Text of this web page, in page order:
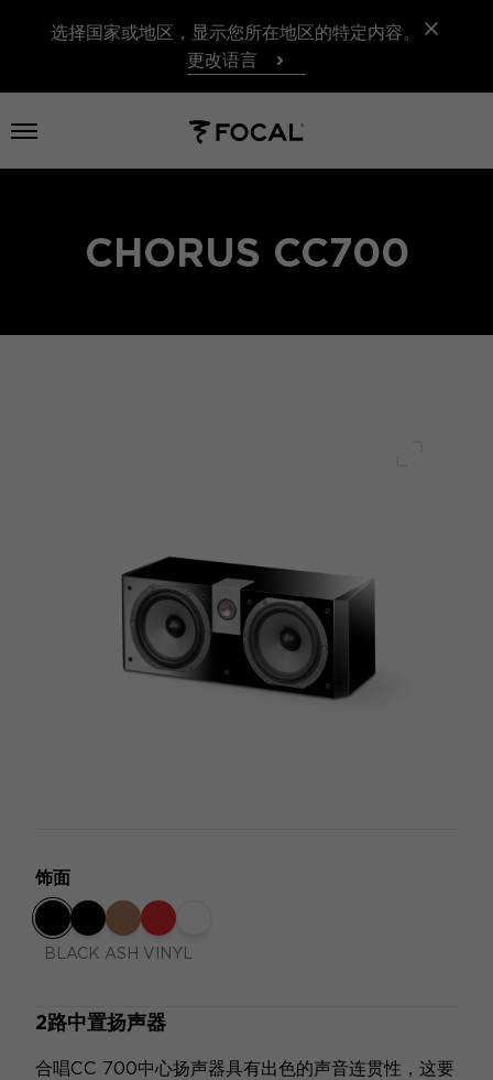
选择国家或地区，显示您所在地区的特定内容。
更改语言
打开菜单
CHORUS CC700
2路中置扬声器
合唱CC 700中心扬声器具有出色的声音连贯性，这要
饰面
BLACK ASH VINYL